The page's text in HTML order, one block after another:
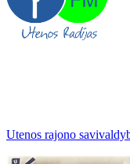
Utenos rajono